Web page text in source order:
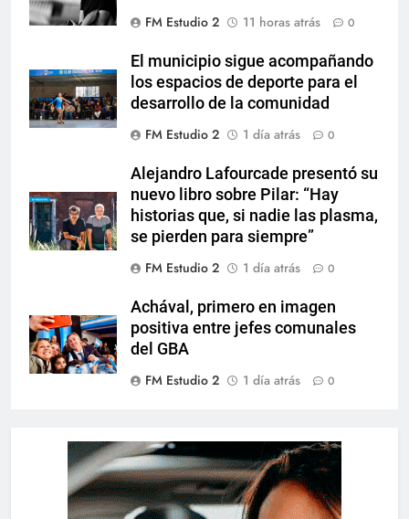
FM Estudio 2
11 horas atrás 0
El municipio sigue acompañando
los espacios de deporte para el
desarrollo de la comunidad
FM Estudio 2
1 día atrás 0
Alejandro Lafourcade presentó su
nuevo libro sobre Pilar: “Hay
historias que, si nadie las plasma,
se pierden para siempre”
FM Estudio 2
1 día atrás 0
Achával, primero en imagen
positiva entre jefes comunales
del GBA
FM Estudio 2
1 día atrás 0